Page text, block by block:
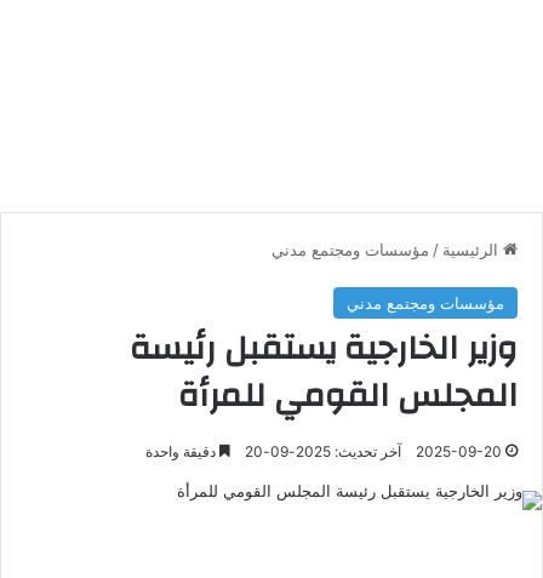
الرئيسية / مؤسسات ومجتمع مدني
مؤسسات ومجتمع مدني
وزير الخارجية يستقبل رئيسة
المجلس القومي للمرأة
2025-09-20 آخر تحديث: 2025-09-20 دقيقة واحدة